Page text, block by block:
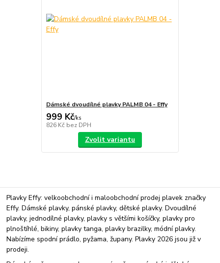
Dámské dvoudílné plavky PALMB 04 - Effy
999 Kč/ks
826 Kč bez DPH
Zvolit variantu
Plavky Effy: velkoobchodní i maloobchodní prodej plavek značky
Effy. Dámské plavky, pánské plavky, dětské plavky. Dvoudílné
plavky, jednodílné plavky, plavky s většími košíčky, plavky pro
plnoštíhlé, bikiny, plavky tanga, plavky brazilky, módní plavky.
Nabízíme spodní prádlo, pyžama, župany. Plavky 2026 jsou již v
prodeji.